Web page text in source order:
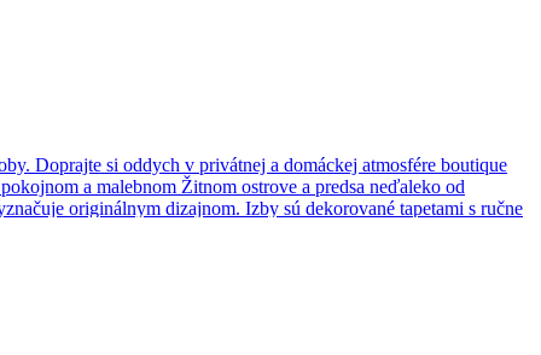
Doprajte si oddych v privátnej a domáckej atmosfére boutique
a malebnom Žitnom ostrove a predsa neďaleko od
originálnym dizajnom. Izby sú dekorované tapetami s ručne